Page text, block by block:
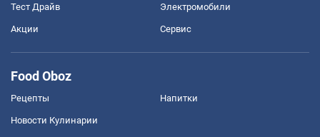
Тест Драйв Электромобили
Акции Сервис
Food Oboz
Рецепты Напитки
Новости Кулинарии